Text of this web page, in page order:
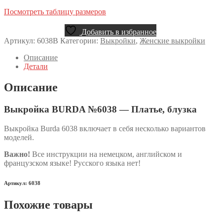
Посмотреть таблицу размеров
Добавить в избранное
Артикул: 6038B Категории: Выкройки, Женские выкройки
Описание
Детали
Описание
Выкройка BURDA №6038 — Платье, блузка
Выкройка Burda 6038 включает в себя несколько вариантов
моделей.
Важно! Все инструкции на немецком, английском и
французском языке! Русского языка нет!
Артикул: 6038
Похожие товары